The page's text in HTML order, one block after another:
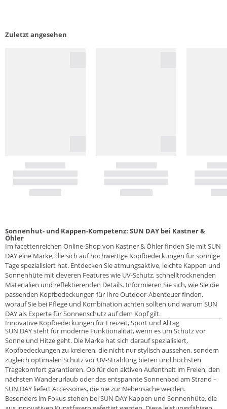
Zuletzt angesehen
Sonnenhut- und Kappen-Kompetenz: SUN DAY bei Kastner &
Öhler
Im facettenreichen Online-Shop von Kastner & Öhler finden Sie mit SUN
DAY eine Marke, die sich auf hochwertige Kopfbedeckungen für sonnige
Tage spezialisiert hat. Entdecken Sie atmungsaktive, leichte Kappen und
Sonnenhüte mit cleveren Features wie UV-Schutz, schnelltrocknenden
Materialien und reflektierenden Details. Informieren Sie sich, wie Sie die
passenden Kopfbedeckungen für Ihre Outdoor-Abenteuer finden,
worauf Sie bei Pflege und Kombination achten sollten und warum SUN
DAY als Experte für Sonnenschutz auf dem Kopf gilt.
Innovative Kopfbedeckungen für Freizeit, Sport und Alltag
SUN DAY steht für moderne Funktionalität, wenn es um Schutz vor
Sonne und Hitze geht. Die Marke hat sich darauf spezialisiert,
Kopfbedeckungen zu kreieren, die nicht nur stylisch aussehen, sondern
zugleich optimalen Schutz vor UV-Strahlung bieten und höchsten
Tragekomfort garantieren. Ob für den aktiven Aufenthalt im Freien, den
nächsten Wanderurlaub oder das entspannte Sonnenbad am Strand –
SUN DAY liefert Accessoires, die nie zur Nebensache werden.
Besonders im Fokus stehen bei SUN DAY Kappen und Sonnenhüte, die